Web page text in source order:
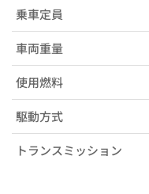
乗車定員
車両重量
使用燃料
駆動方式
トランスミッション